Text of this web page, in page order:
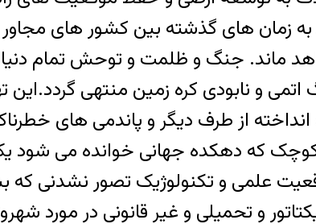
به زمان های گذشته بین کشور های
ماند. جنگ و ظلمت و توحش تمام دنیا
و نابودی کره زمین منتهی
از طرف دیگر و پاندمی های
که دهکده جهانی خوانده می شود یک
علمی و تکنولوژیک تصور نشدنی که
و تحمیلی و غیر قانونی در مورد